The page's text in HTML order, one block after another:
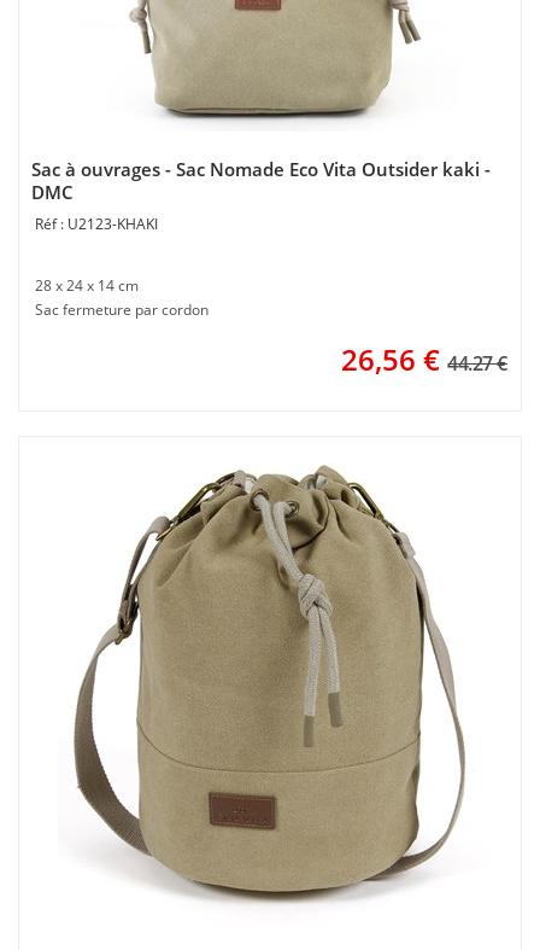
Sac à ouvrages - Sac Nomade Eco Vita Outsider kaki -
DMC
U2123-KHAKI
28 x 24 x 14 cm
Sac fermeture par cordon
26,56 € 44.27 €